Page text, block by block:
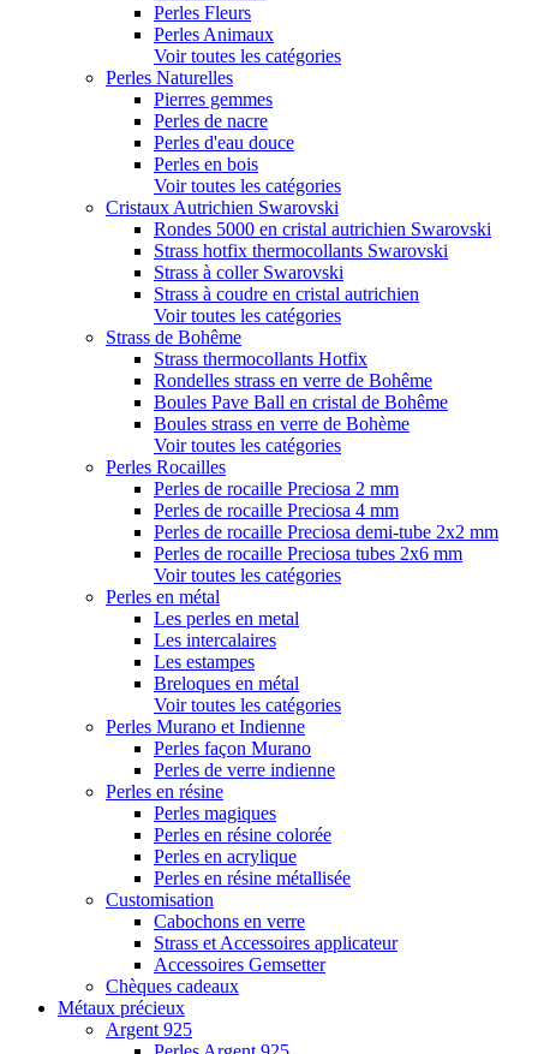
Perles Fleurs
Perles Animaux
Voir toutes les catégories
Perles Naturelles
Pierres gemmes
Perles de nacre
Perles d'eau douce
Perles en bois
Voir toutes les catégories
Cristaux Autrichien Swarovski
Rondes 5000 en cristal autrichien Swarovski
Strass hotfix thermocollants Swarovski
Strass à coller Swarovski
Strass à coudre en cristal autrichien
Voir toutes les catégories
Strass de Bohême
Strass thermocollants Hotfix
Rondelles strass en verre de Bohême
Boules Pave Ball en cristal de Bohême
Boules strass en verre de Bohème
Voir toutes les catégories
Perles Rocailles
Perles de rocaille Preciosa 2 mm
Perles de rocaille Preciosa 4 mm
Perles de rocaille Preciosa demi-tube 2x2 mm
Perles de rocaille Preciosa tubes 2x6 mm
Voir toutes les catégories
Perles en métal
Les perles en metal
Les intercalaires
Les estampes
Breloques en métal
Voir toutes les catégories
Perles Murano et Indienne
Perles façon Murano
Perles de verre indienne
Perles en résine
Perles magiques
Perles en résine colorée
Perles en acrylique
Perles en résine métallisée
Customisation
Cabochons en verre
Strass et Accessoires applicateur
Accessoires Gemsetter
Chèques cadeaux
Métaux précieux
Argent 925